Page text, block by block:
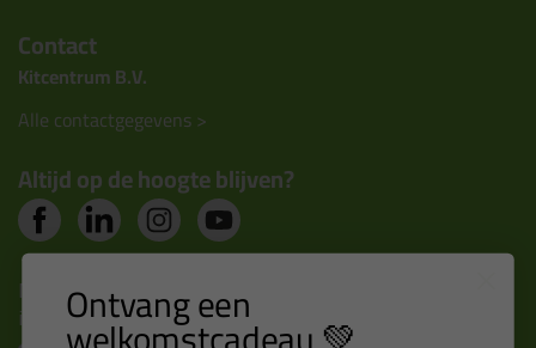
Contact
Kitcentrum B.V.
Alle contactgegevens >
Altijd op de hoogte blijven?
Nieuws, tips en exclusieve deals rechtstreeks in je
inbox Ontvang een